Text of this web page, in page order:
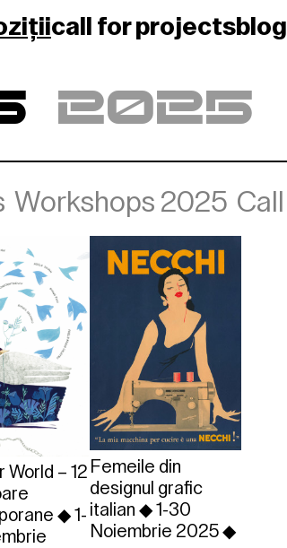
call for projectsblog
2025
Workshops 2025 Call
World – 12
◆ 1-
Femeile din
designul grafic
italian ◆ 1-30
Noiembrie 2025 ◆